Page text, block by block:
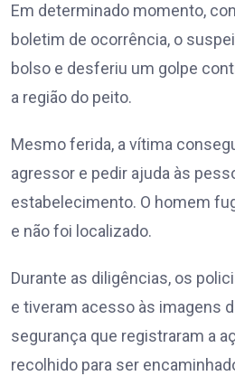
Em determinado momento,
boletim de ocorrência, o
bolso e desferiu um golpe
a região do peito.
Mesmo ferida, a vítima
agressor e pedir ajuda às
estabelecimento. O homem
e não foi localizado.
Durante as diligências, os
e tiveram acesso às imagens
segurança que registraram a
recolhido para ser